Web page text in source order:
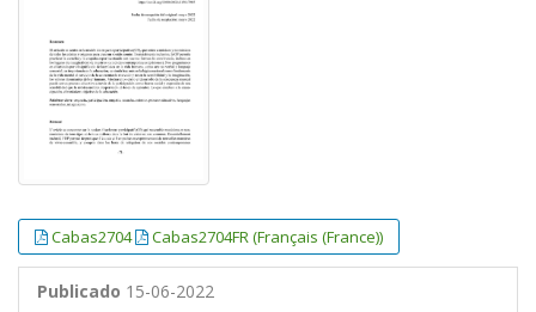
Cabas2704 Cabas2704FR (Français (France))
Publicado 15-06-2022